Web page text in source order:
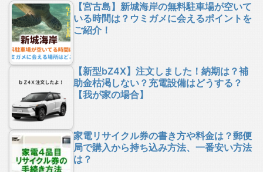
【宮古島】新城海岸の無料駐車場が空いて
いる時間は？ウミガメに会えるポイントを
ご紹介！
【新型bZ4X】注文しました！納期は？補
助金枯渇しない？充電設備はどうする？
【我が家の場合】
家電リサイクル券の書き方や料金は？郵便
局で購入から持ち込み方法、一番安い方法
は？